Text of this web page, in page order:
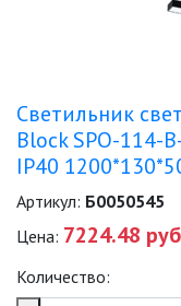
Светильник
Block SPO-114-
IP40
Артикул: Б0050545
Цена: 7224.48
Количество: